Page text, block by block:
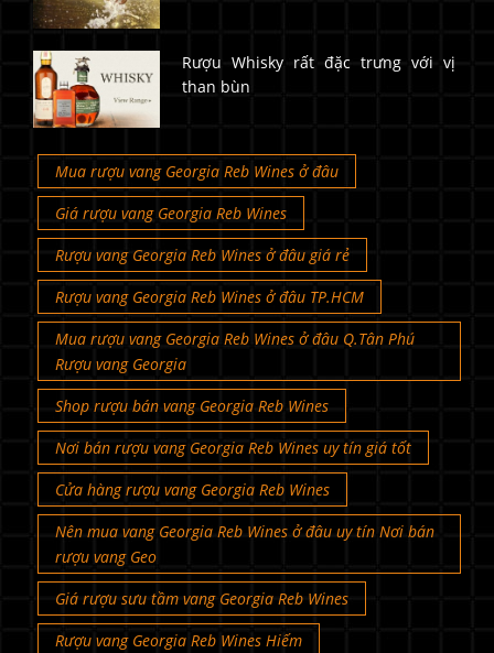
Rượu Whisky rất đặc trưng với vị
than bùn
Mua rượu vang Georgia Reb Wines ở đâu
Giá rượu vang Georgia Reb Wines
Rượu vang Georgia Reb Wines ở đâu giá rẻ
Rượu vang Georgia Reb Wines ở đâu TP.HCM
Mua rượu vang Georgia Reb Wines ở đâu Q.Tân Phú
Rượu vang Georgia
Shop rượu bán vang Georgia Reb Wines
Nơi bán rượu vang Georgia Reb Wines uy tín giá tốt
Cửa hàng rượu vang Georgia Reb Wines
Nên mua vang Georgia Reb Wines ở đâu uy tín Nơi bán
rượu vang Geo
Giá rượu sưu tầm vang Georgia Reb Wines
Rượu vang Georgia Reb Wines Hiếm